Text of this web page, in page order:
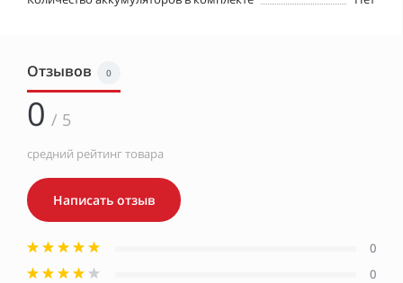
Отзывов 0
0 / 5
средний рейтинг товара
Написать отзыв
0
0